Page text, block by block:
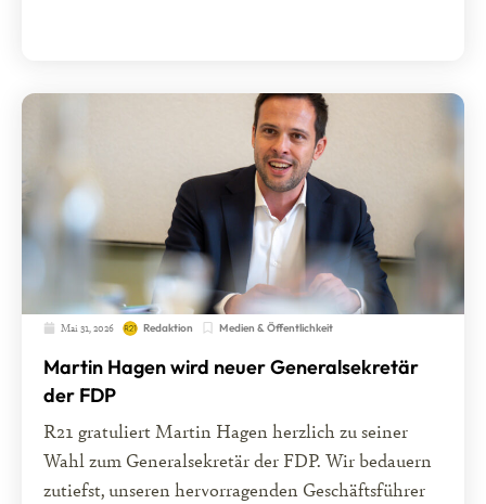
Mai 31, 2026 Redaktion Medien & Öffentlichkeit
Martin Hagen wird neuer Generalsekretär
der FDP
R21 gratuliert Martin Hagen herzlich zu seiner
Wahl zum Generalsekretär der FDP. Wir bedauern
zutiefst, unseren hervorragenden Geschäftsführer